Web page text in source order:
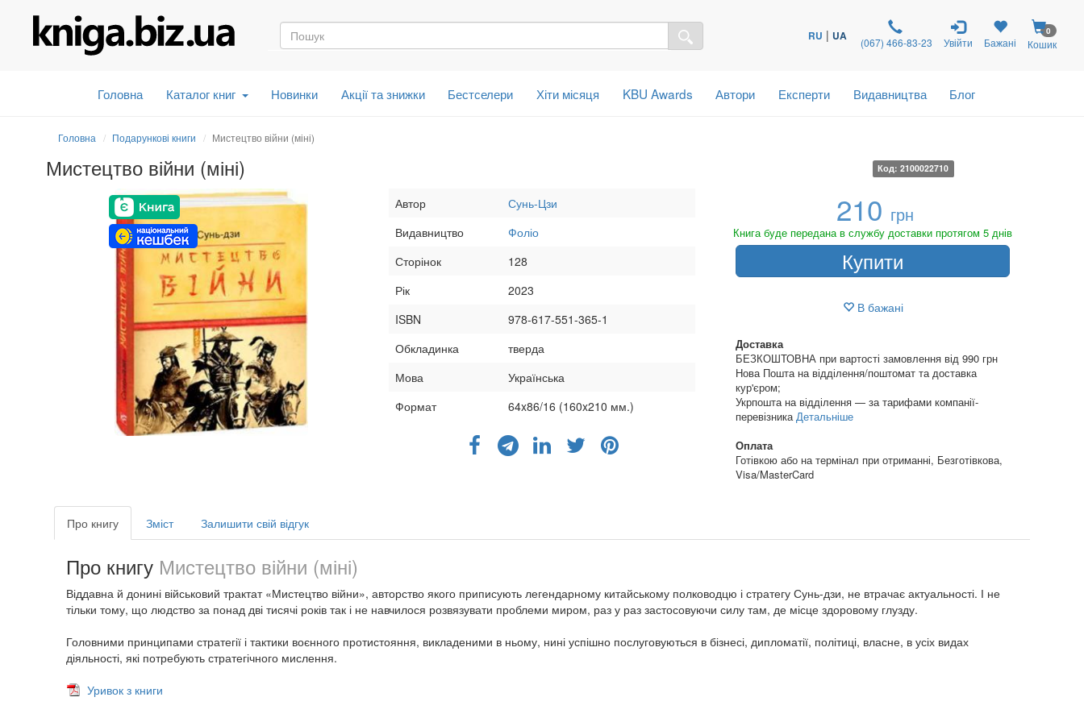
RU | UA (067) 466-83-23 Увійти Бажані
0
Кошик
Головна Каталог книг Новинки Акції та знижки Бестселери Хіти місяця KBU Awards Автори Експерти Видавництва Блог
Головна Подарункові книги Мистецтво війни (міні)
Мистецтво війни (міні) Код: 2100022710
210 грн
Книга буде передана в службу доставки протягом 5 днів
Купити
В бажані
Доставка
БЕЗКОШТОВНА при вартості замовлення від 990 грн
Нова Пошта на відділення/поштомат та доставка
кур'єром;
Укрпошта на відділення — за тарифами компанії-
перевізника Детальніше
Оплата
Готівкою або на термінал при отриманні, Безготівкова,
Visa/MasterCard
Автор
Сунь-Цзи
Видавництво
Фоліо
Сторінок
128
Рік
2023
ISBN
978-617-551-365-1
Обкладинка
тверда
Мова
Українська
Формат
64x86/16 (160x210 мм.)
Про книгу Зміст Залишити свій відгук
Про книгу Мистецтво війни (міні)
Віддавна й донині військовий трактат «Мистецтво війни», авторство якого приписують легендарному китайському полководцю і стратегу Сунь-дзи, не втрачає актуальності. І не
тільки тому, що людство за понад дві тисячі років так і не навчилося розвязувати проблеми миром, раз у раз застосовуючи силу там, де місце здоровому глузду.
Головними принципами стратегії і тактики воєнного протистояння, викладеними в ньому, нині успішно послуговуються в бізнесі, дипломатії, політиці, власне, в усіх видах
діяльності, які потребують стратегічного мислення.
Уривок з книги